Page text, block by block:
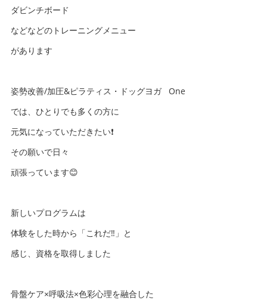
ダビンチボード
などなどのトレーニングメニュー
があります
姿勢改善/加圧&ピラティス・ドッグヨガ One
では、ひとりでも多くの方に
元気になっていただきたい❗️
その願いで日々
頑張っています😊
新しいプログラムは
体験をした時から「これだ‼︎」と
感じ、資格を取得しました
骨盤ケア×呼吸法×色彩心理を融合した